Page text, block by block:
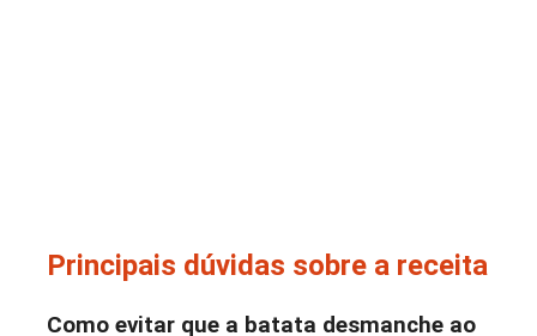
Principais dúvidas sobre a receita
Como evitar que a batata desmanche ao